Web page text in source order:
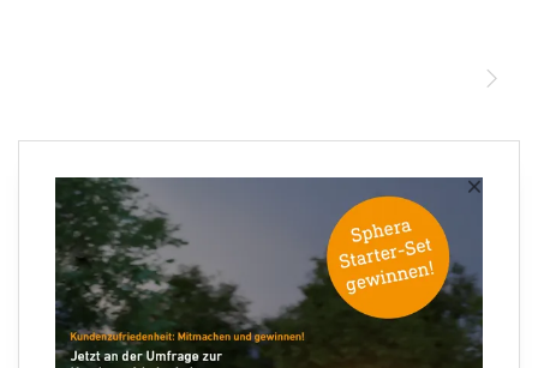
×
Ihre E-Mail Adresse